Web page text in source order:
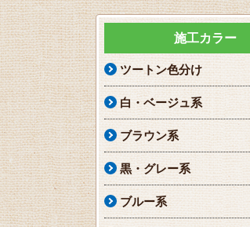
施工カラー
ツートン色分け
白・ベージュ系
ブラウン系
黒・グレー系
ブルー系